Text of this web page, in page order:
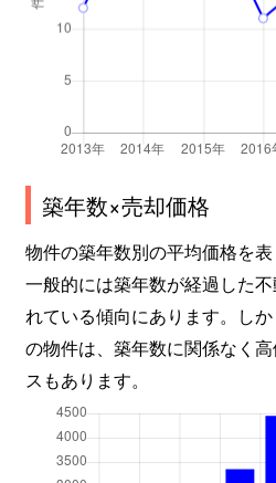
築年数×売却価格
物件の築年数別の平均価格を表
一般的には築年数が経過した
れている傾向にあります。し
の物件は、築年数に関係なく
スもあります。